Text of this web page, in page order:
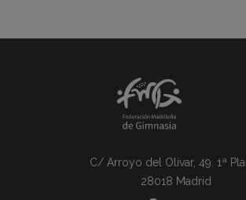
C/ Arroyo del Olivar, 49. 1ª
28018 Madrid